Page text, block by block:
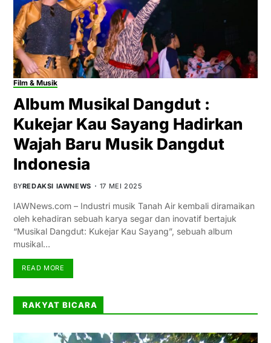
Film & Musik
Album Musikal Dangdut :
Kukejar Kau Sayang Hadirkan
Wajah Baru Musik Dangdut
Indonesia
BYREDAKSI IAWNEWS 17 MEI 2025
IAWNews.com – Industri musik Tanah Air kembali diramaikan
oleh kehadiran sebuah karya segar dan inovatif bertajuk
“Musikal Dangdut: Kukejar Kau Sayang”, sebuah album
musikal…
READ MORE
RAKYAT BICARA